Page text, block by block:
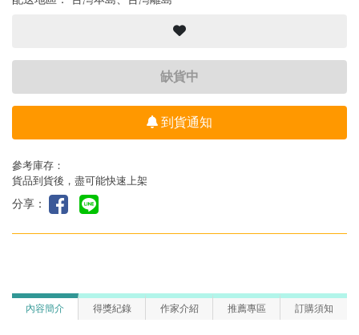
缺貨中
到貨通知
參考庫存：
貨品到貨後，盡可能快速上架
分享：
內容簡介 得獎紀錄 作家介紹 推薦專區 訂購須知